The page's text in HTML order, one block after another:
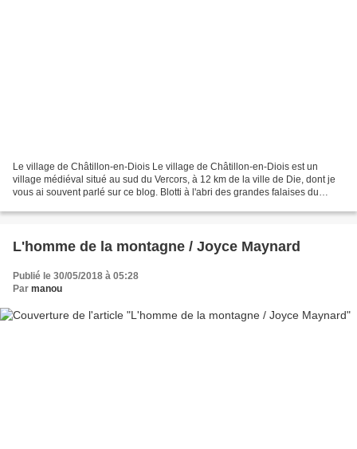
Le village de Châtillon-en-Diois Le village de Châtillon-en-Diois est un
village médiéval situé au sud du Vercors, à 12 km de la ville de Die, dont je
vous ai souvent parlé sur ce blog. Blotti à l'abri des grandes falaises du
L'homme de la montagne / Joyce Maynard
Publié le 30/05/2018 à 05:28
Par manou